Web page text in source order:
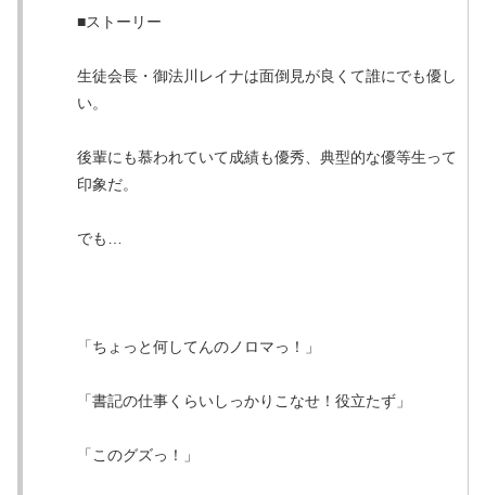
■ストーリー
生徒会長・御法川レイナは面倒見が良くて誰にでも優し
い。
後輩にも慕われていて成績も優秀、典型的な優等生って
印象だ。
でも…
「ちょっと何してんのノロマっ！」
「書記の仕事くらいしっかりこなせ！役立たず」
「このグズっ！」